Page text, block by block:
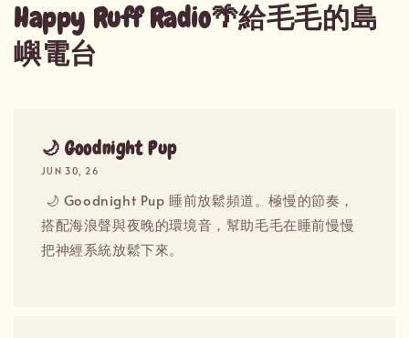
Happy Ruff Radio🌴給毛毛的島
嶼電台
🌙 Goodnight Pup
JUN 30, 26
​​​​ 🌙 Goodnight Pup 睡前放鬆頻道。極慢的節奏，
搭配海浪聲與夜晚的環境音，幫助毛毛在睡前慢慢
把神經系統放鬆下來。